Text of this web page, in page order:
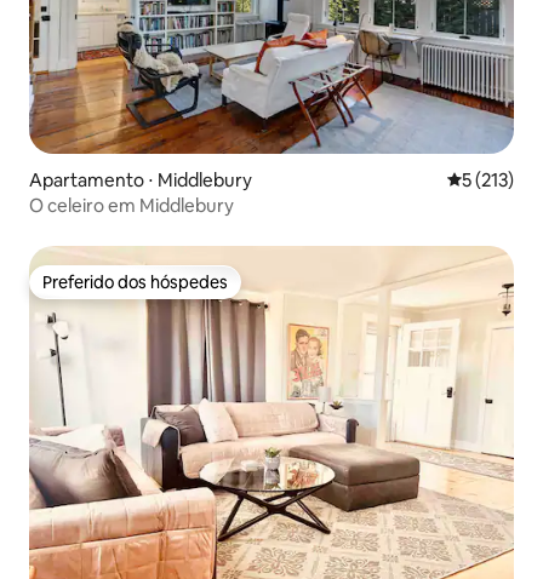
Apartamento ⋅ Middlebury 5 de uma
5 (213)
O celeiro em Middlebury
Preferido dos hóspedes
Preferido dos hóspedes